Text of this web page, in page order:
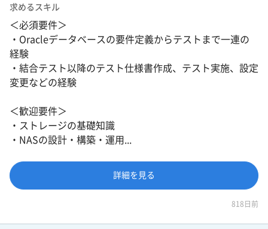
求めるスキル
＜必須要件＞
・Oracleデータベースの要件定義からテストまで一連の
経験
・結合テスト以降のテスト仕様書作成、テスト実施、設定
変更などの経験
＜歓迎要件＞
・ストレージの基礎知識
・NASの設計・構築・運用...
詳細を見る
818日前